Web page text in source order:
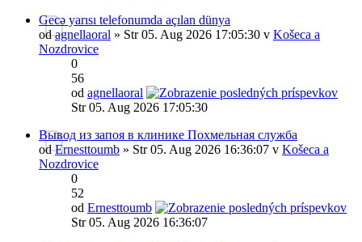
Gecə yarısı telefonumda açılan dünya
odagnellaoral » Str 05. Aug 2026 17:05:30 v Košeca a
Nozdrovice
0
56
od agnellaoral
Str 05. Aug 2026 17:05:30
Вывод из запоя в клинике Похмельная служба
odErnesttoumb » Str 05. Aug 2026 16:36:07 v Košeca a
Nozdrovice
0
52
od Ernesttoumb
Str 05. Aug 2026 16:36:07